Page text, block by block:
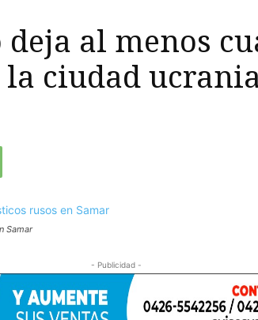
al menos
ciudad
Samar
- Publicidad -